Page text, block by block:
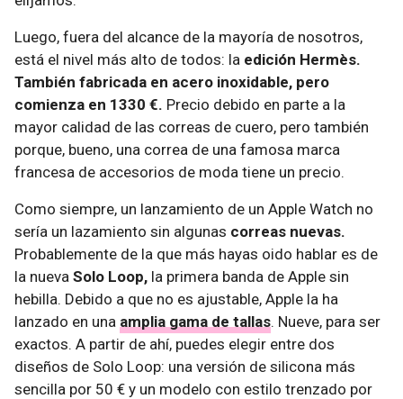
Luego, fuera del alcance de la mayoría de nosotros,
está el nivel más alto de todos: la edición Hermès.
También fabricada en acero inoxidable, pero
comienza en 1330 €. Precio debido en parte a la
mayor calidad de las correas de cuero, pero también
porque, bueno, una correa de una famosa marca
francesa de accesorios de moda tiene un precio.
Como siempre, un lanzamiento de un Apple Watch no
sería un lazamiento sin algunas correas nuevas.
Probablemente de la que más hayas oido hablar es de
la nueva Solo Loop, la primera banda de Apple sin
hebilla. Debido a que no es ajustable, Apple la ha
lanzado en una amplia gama de tallas. Nueve, para ser
exactos. A partir de ahí, puedes elegir entre dos
diseños de Solo Loop: una versión de silicona más
sencilla por 50 € y un modelo con estilo trenzado por